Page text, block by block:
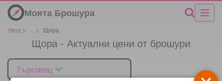
Моята Брошура
Увод > > Щора
Щора - Актуални цени от брошури
Търговец